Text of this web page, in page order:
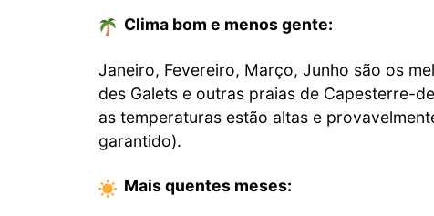
Clima bom e menos gente:
Janeiro, Fevereiro, Março, Junho são os
des Galets e outras praias de Capesterre-
as temperaturas estão altas e
garantido).
Mais quentes meses: